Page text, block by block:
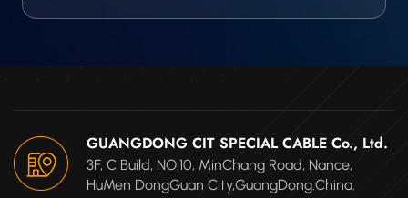
GUANGDONG CIT SPECIAL CABLE Co., Ltd.
3F, C Build, NO.10, MinChang Road, Nance,
HuMen DongGuan City,GuangDong.China.